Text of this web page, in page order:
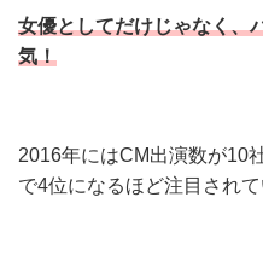
女優としてだけじゃなく、
気！
2016年にはCM出演数が10
で4位になるほど注目されて